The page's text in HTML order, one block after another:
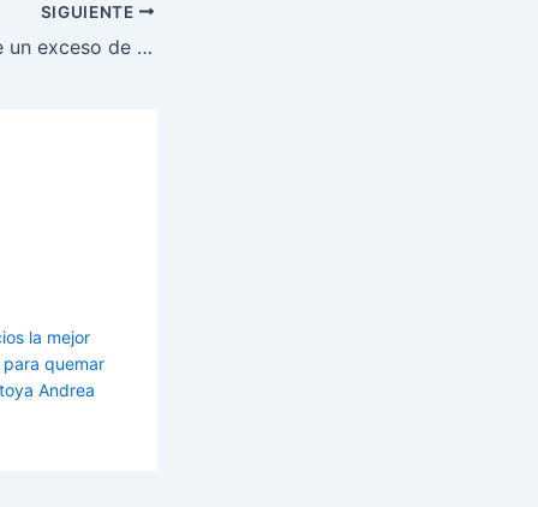
SIGUIENTE
Consecuencias de un exceso de fructosa en la dieta
la mejor
quemar
Andrea